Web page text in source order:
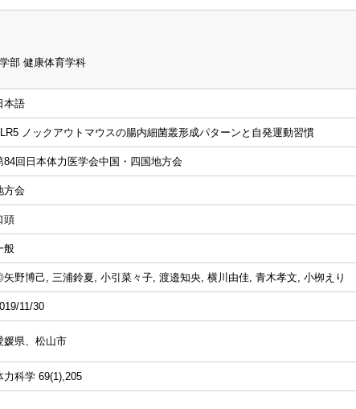
部 健康体育学科
本語
ノックアウトマウスの腸内細菌叢形成パターンと自発運動習慣
84回日本体力医学会中国・四国地方会
方会
頭
般
野博己, 三浦鈴夏, 小引菜々子, 渡邉知央, 横川由佳, 青木孝文, 小栁えり
11/30
媛県、松山市
力科学 69(1),205